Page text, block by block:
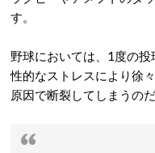
す。
野球においては、1度の
性的なストレスにより徐
原因で断裂してしまうのだ